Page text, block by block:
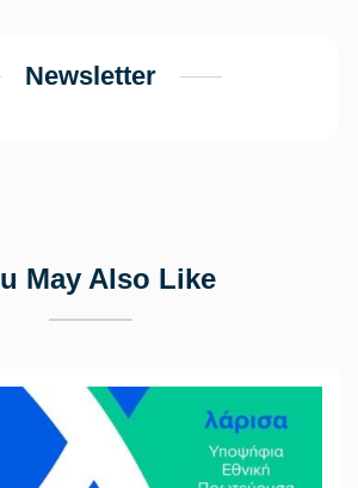
Newsletter
May Also Like